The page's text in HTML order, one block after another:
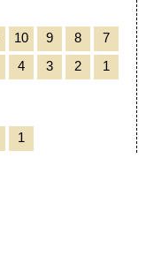
10 9 8
7
4 3 2 1
1